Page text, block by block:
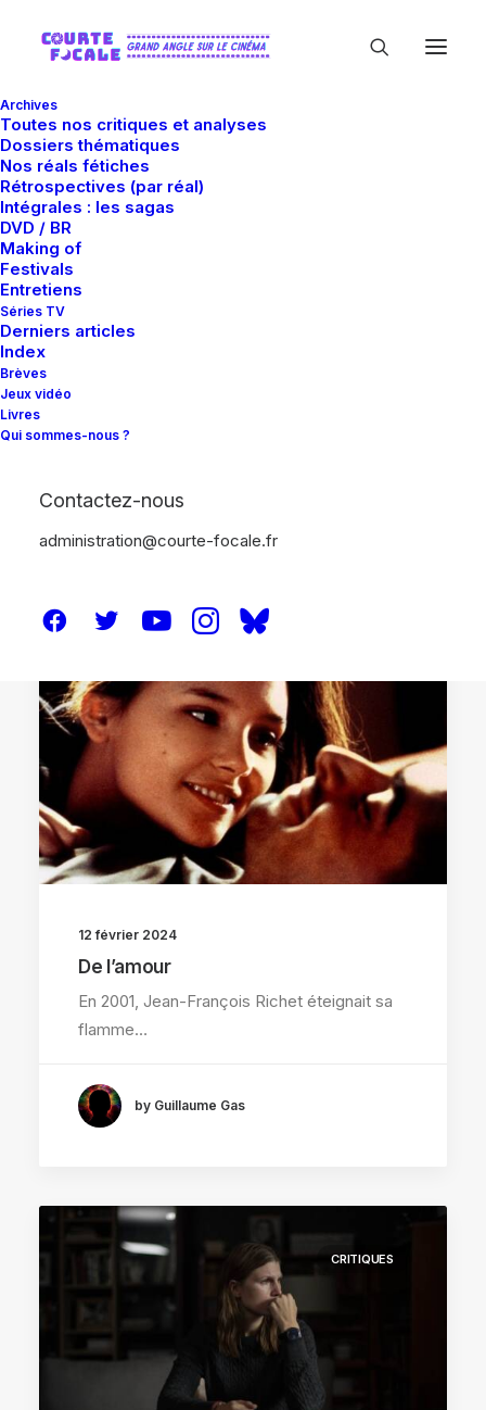
Archives
Toutes nos critiques et analyses
Dossiers thématiques
Nos réals fétiches
Rétrospectives (par réal)
Intégrales : les sagas
DVD / BR
Making of
Festivals
Entretiens
Séries TV
Derniers articles
Index
Brèves
Jeux vidéo
Livres
Qui sommes-nous ?
Contactez-nous
administration@courte-focale.fr
Why Not Productions
12 février 2024
De l’amour
En 2001, Jean-François Richet éteignait sa
flamme…
by Guillaume Gas
CRITIQUES